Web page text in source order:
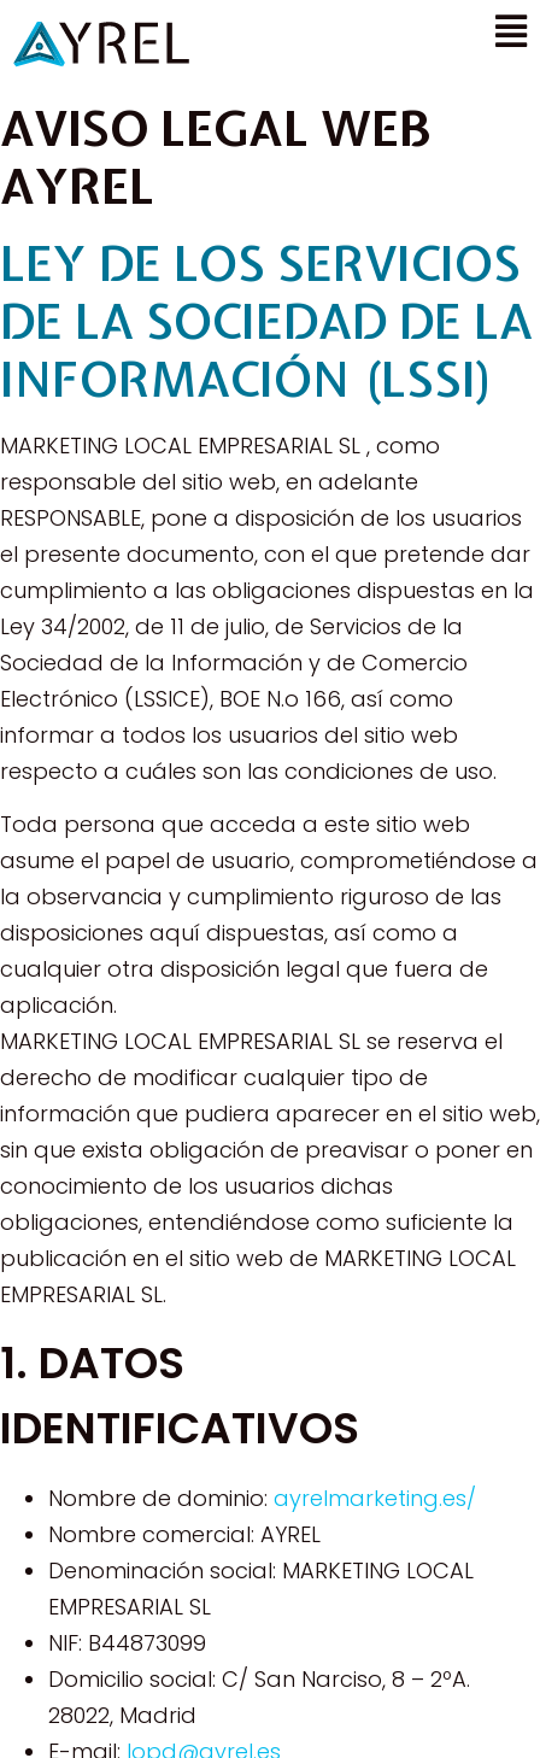
AVISO LEGAL WEB
AYREL
LEY DE LOS SERVICIOS
DE LA SOCIEDAD DE LA
INFORMACIÓN (LSSI)
MARKETING LOCAL EMPRESARIAL SL , como
responsable del sitio web, en adelante
RESPONSABLE, pone a disposición de los usuarios
el presente documento, con el que pretende dar
cumplimiento a las obligaciones dispuestas en la
Ley 34/2002, de 11 de julio, de Servicios de la
Sociedad de la Información y de Comercio
Electrónico (LSSICE), BOE N.o 166, así como
informar a todos los usuarios del sitio web
respecto a cuáles son las condiciones de uso.
Toda persona que acceda a este sitio web
asume el papel de usuario, comprometiéndose a
la observancia y cumplimiento riguroso de las
disposiciones aquí dispuestas, así como a
cualquier otra disposición legal que fuera de
aplicación.
MARKETING LOCAL EMPRESARIAL SL se reserva el
derecho de modificar cualquier tipo de
información que pudiera aparecer en el sitio web,
sin que exista obligación de preavisar o poner en
conocimiento de los usuarios dichas
obligaciones, entendiéndose como suficiente la
publicación en el sitio web de MARKETING LOCAL
EMPRESARIAL SL.
1. DATOS
IDENTIFICATIVOS
Nombre de dominio: ayrelmarketing.es/
Nombre comercial: AYREL
Denominación social: MARKETING LOCAL
EMPRESARIAL SL
NIF: B44873099
Domicilio social: C/ San Narciso, 8 – 2ºA.
28022, Madrid
E-mail: lopd@ayrel.es